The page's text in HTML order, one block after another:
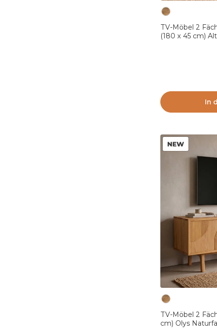
TV-Möbel 2
(180 x 45 cm)
In
TV-Möbel 2
cm) Olys